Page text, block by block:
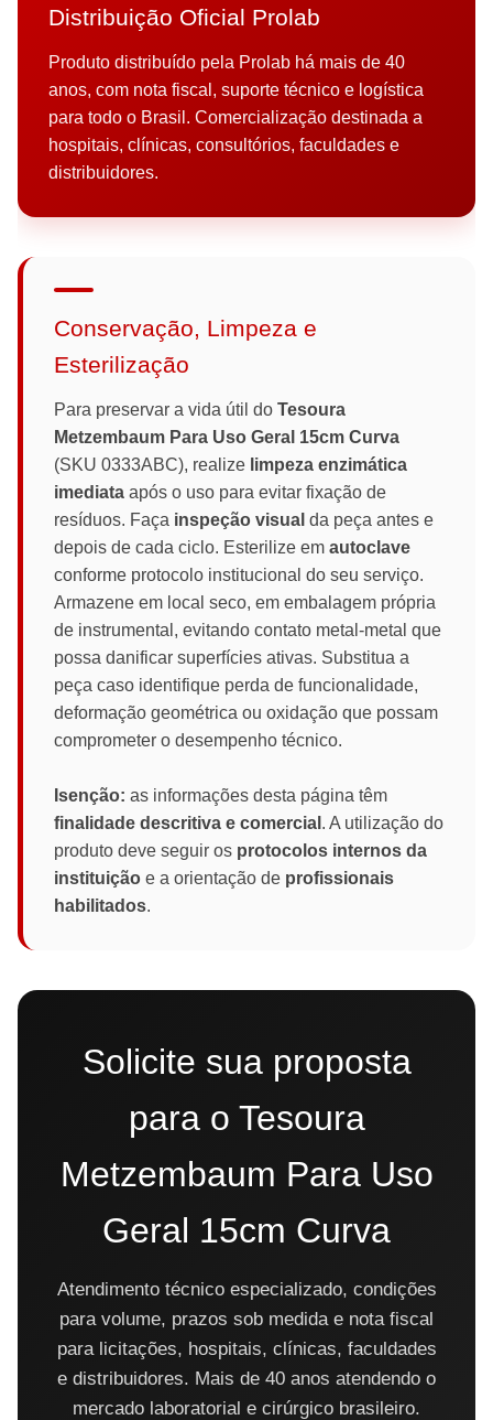
Distribuição Oficial Prolab
Produto distribuído pela Prolab há mais de 40
anos, com nota fiscal, suporte técnico e logística
para todo o Brasil. Comercialização destinada a
hospitais, clínicas, consultórios, faculdades e
distribuidores.
Conservação, Limpeza e
Esterilização
Para preservar a vida útil do Tesoura
Metzembaum Para Uso Geral 15cm Curva
(SKU 0333ABC), realize limpeza enzimática
imediata após o uso para evitar fixação de
resíduos. Faça inspeção visual da peça antes e
depois de cada ciclo. Esterilize em autoclave
conforme protocolo institucional do seu serviço.
Armazene em local seco, em embalagem própria
de instrumental, evitando contato metal-metal que
possa danificar superfícies ativas. Substitua a
peça caso identifique perda de funcionalidade,
deformação geométrica ou oxidação que possam
comprometer o desempenho técnico.
Isenção: as informações desta página têm
finalidade descritiva e comercial . A utilização do
produto deve seguir os protocolos internos da
instituição e a orientação de profissionais
habilitados.
Solicite sua proposta
para o Tesoura
Metzembaum Para Uso
Geral 15cm Curva
Atendimento técnico especializado, condições
para volume, prazos sob medida e nota fiscal
para licitações, hospitais, clínicas, faculdades
e distribuidores. Mais de 40 anos atendendo o
mercado laboratorial e cirúrgico brasileiro.